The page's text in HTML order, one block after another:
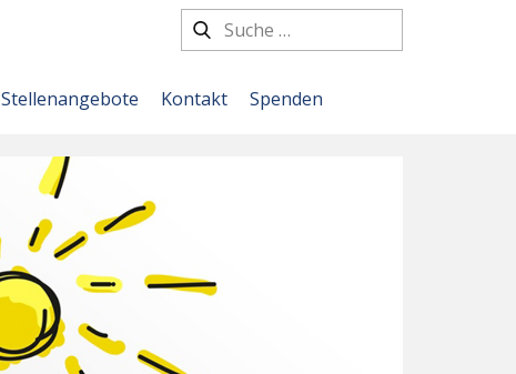
Stellenangebote Kontakt Spenden